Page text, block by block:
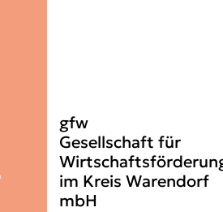
gfw
Gesellschaft für
im Kreis Warendorf
mbH